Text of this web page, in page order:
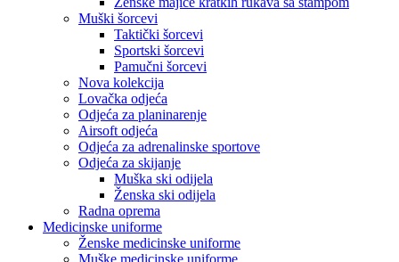
Muški šorcevi
Taktički šorcevi
Sportski šorcevi
Pamučni šorcevi
Nova kolekcija
Lovačka odjeća
Odjeća za planinarenje
Airsoft odjeća
Odjeća za adrenalinske sportove
Odjeća za skijanje
Muška ski odijela
Ženska ski odijela
Radna oprema
Medicinske uniforme
Ženske medicinske uniforme
Muške medicinske uniforme